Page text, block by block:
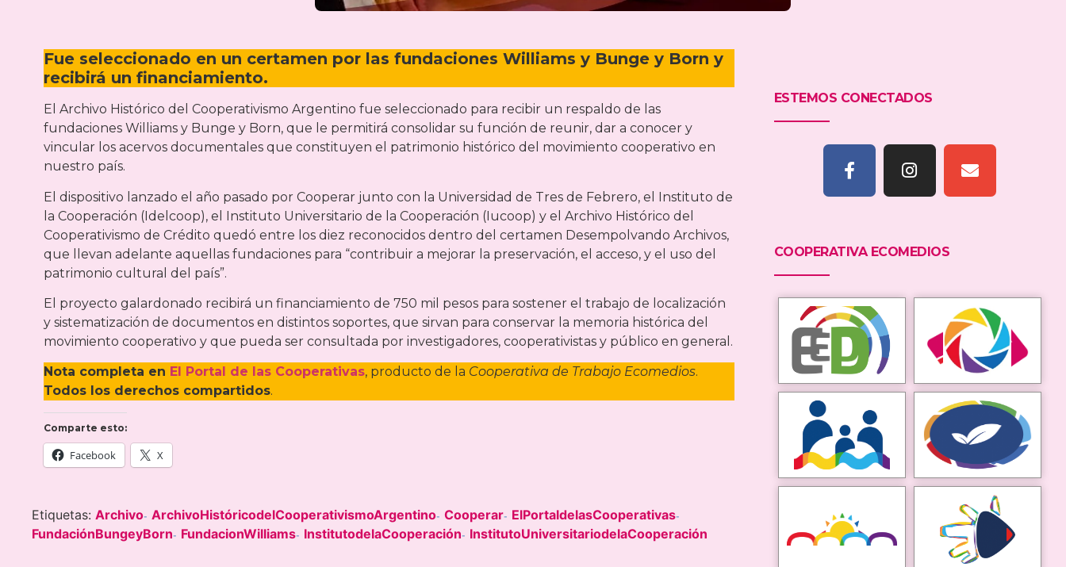
Fue seleccionado en un certamen por las fundaciones Williams y Bunge y Born y
recibirá un financiamiento.
El Archivo Histórico del Cooperativismo Argentino fue seleccionado para recibir un respaldo de las
fundaciones Williams y Bunge y Born, que le permitirá consolidar su función de reunir, dar a conocer y
vincular los acervos documentales que constituyen el patrimonio histórico del movimiento cooperativo en
nuestro país.
El dispositivo lanzado el año pasado por Cooperar junto con la Universidad de Tres de Febrero, el Instituto de
la Cooperación (Idelcoop), el Instituto Universitario de la Cooperación (Iucoop) y el Archivo Histórico del
Cooperativismo de Crédito quedó entre los diez reconocidos dentro del certamen Desempolvando Archivos,
que llevan adelante aquellas fundaciones para “contribuir a mejorar la preservación, el acceso, y el uso del
patrimonio cultural del país”.
El proyecto galardonado recibirá un financiamiento de 750 mil pesos para sostener el trabajo de localización
y sistematización de documentos en distintos soportes, que sirvan para conservar la memoria histórica del
movimiento cooperativo y que pueda ser consultada por investigadores, cooperativistas y público en general.
Nota completa en El Portal de las Cooperativas, producto de la Cooperativa de Trabajo Ecomedios.
Todos los derechos compartidos.
Comparte esto:
Facebook X
Etiquetas: Archivo- ArchivoHistóricodelCooperativismoArgentino- Cooperar- ElPortaldelasCooperativas-
FundaciónBungeyBorn- FundacionWilliams- InstitutodelaCooperación- InstitutoUniversitariodelaCooperación
ESTEMOS CONECTADOS
COOPERATIVA ECOMEDIOS